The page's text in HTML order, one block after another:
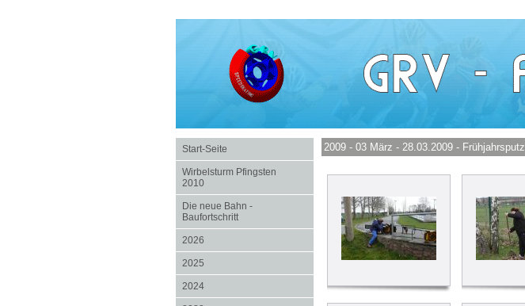
Start-Seite
Wirbelsturm Pfingsten
2010
Die neue Bahn -
Baufortschritt
2026
2025
2024
2009 - 03 März - 28.03.2009 - Frühjahrsputz